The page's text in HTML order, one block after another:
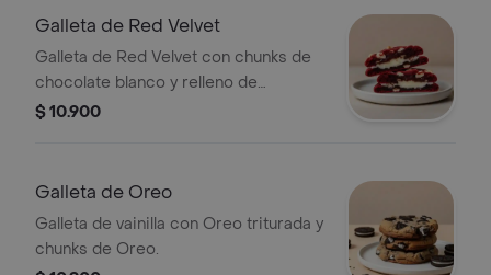
Galleta de Red Velvet
Galleta de Red Velvet con chunks de
chocolate blanco y relleno de
Cheesecake.
$ 10.900
Galleta de Oreo
Galleta de vainilla con Oreo triturada y
chunks de Oreo.